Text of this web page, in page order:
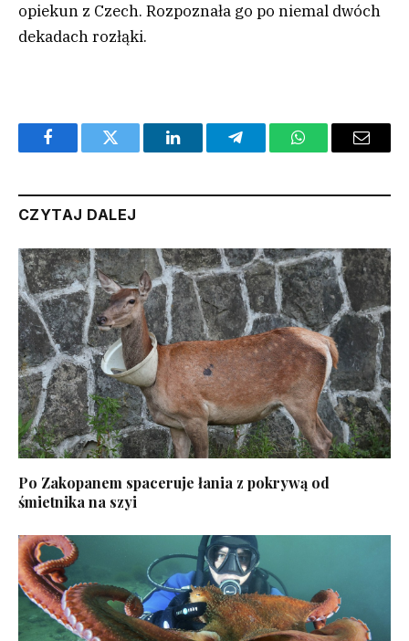
opiekun z Czech. Rozpoznała go po niemal dwóch
dekadach rozłąki.
FacebookTwitter LinkedInTelegramWhatsAppEmail
CZYTAJ DALEJ
Po Zakopanem spaceruje łania z pokrywą od
śmietnika na szyi